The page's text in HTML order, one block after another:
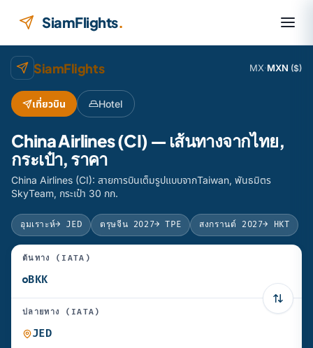
SiamFlights.
SiamFlights MX·MXN ($)
เที่ยวบิน Hotel
China Airlines (CI) — เส้นทางจากไทย,
กระเป๋า, ราคา
China Airlines (CI): สายการบินเต็มรูปแบบจากTaiwan, พันธมิตร
SkyTeam, กระเป๋า 30 กก.
อุมเราะห์→ JED ตรุษจีน 2027→ TPE สงกรานต์ 2027→ HKT
ต้นทาง (IATA)
ปลายทาง (IATA)